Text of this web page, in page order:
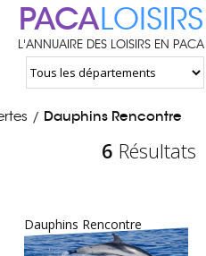
PACALOISIRS
L'ANNUAIRE DES LOISIRS EN PACA
/ Dauphins Rencontre
6 Résultats
Dauphins Rencontre